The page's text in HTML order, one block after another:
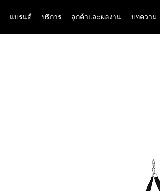
แบรนด์ บริการ ลูกค้าและผลงาน บทความ